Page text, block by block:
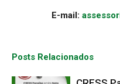
E-mail:
Posts Relacionados